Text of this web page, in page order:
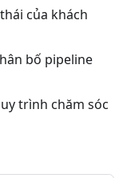
của khách
bố pipeline
trình chăm sóc